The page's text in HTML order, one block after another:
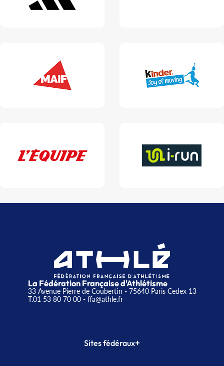
La Fédération Française d'Athlétisme
33 Avenue Pierre de Coubertin - 75640 Paris Cedex 13
T.01 53 80 70 00- ffa@athle.fr
Sites fédéraux+